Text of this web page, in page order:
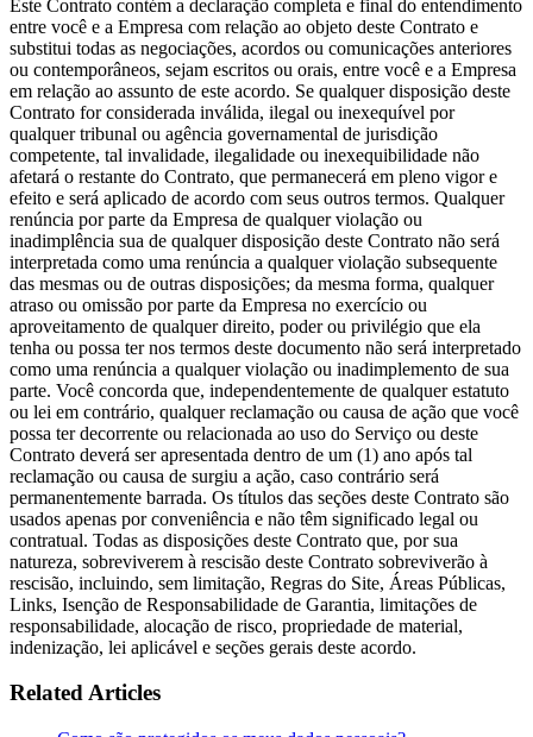
Este Contrato contém a declaração completa e final do entendimento
entre você e a Empresa com relação ao objeto deste Contrato e
substitui todas as negociações, acordos ou comunicações anteriores
ou contemporâneos, sejam escritos ou orais, entre você e a Empresa
em relação ao assunto de este acordo. Se qualquer disposição deste
Contrato for considerada inválida, ilegal ou inexequível por
qualquer tribunal ou agência governamental de jurisdição
competente, tal invalidade, ilegalidade ou inexequibilidade não
afetará o restante do Contrato, que permanecerá em pleno vigor e
efeito e será aplicado de acordo com seus outros termos. Qualquer
renúncia por parte da Empresa de qualquer violação ou
inadimplência sua de qualquer disposição deste Contrato não será
interpretada como uma renúncia a qualquer violação subsequente
das mesmas ou de outras disposições; da mesma forma, qualquer
atraso ou omissão por parte da Empresa no exercício ou
aproveitamento de qualquer direito, poder ou privilégio que ela
tenha ou possa ter nos termos deste documento não será interpretado
como uma renúncia a qualquer violação ou inadimplemento de sua
parte. Você concorda que, independentemente de qualquer estatuto
ou lei em contrário, qualquer reclamação ou causa de ação que você
possa ter decorrente ou relacionada ao uso do Serviço ou deste
Contrato deverá ser apresentada dentro de um (1) ano após tal
reclamação ou causa de surgiu a ação, caso contrário será
permanentemente barrada. Os títulos das seções deste Contrato são
usados apenas por conveniência e não têm significado legal ou
contratual. Todas as disposições deste Contrato que, por sua
natureza, sobreviverem à rescisão deste Contrato sobreviverão à
rescisão, incluindo, sem limitação, Regras do Site, Áreas Públicas,
Links, Isenção de Responsabilidade de Garantia, limitações de
responsabilidade, alocação de risco, propriedade de material,
indenização, lei aplicável e seções gerais deste acordo.
Related Articles